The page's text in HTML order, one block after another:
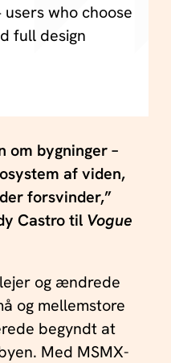
who choose
full design
om bygninger –
af viden,
forsvinder,”
Castro til Vogue
og ændrede
og mellemstore
begyndt at
Med MSMX-